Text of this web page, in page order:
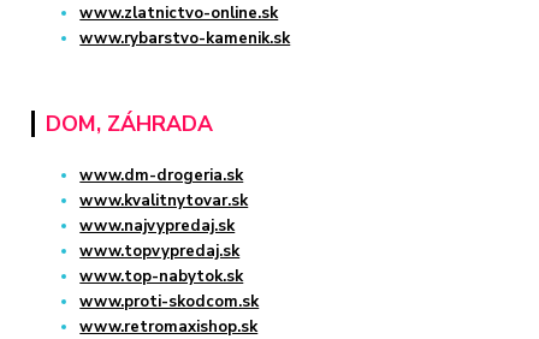
www.zlatnictvo-online.sk
www.rybarstvo-kamenik.sk
DOM, ZÁHRADA
www.dm-drogeria.sk
www.kvalitnytovar.sk
www.najvypredaj.sk
www.topvypredaj.sk
www.top-nabytok.sk
www.proti-skodcom.sk
www.retromaxishop.sk